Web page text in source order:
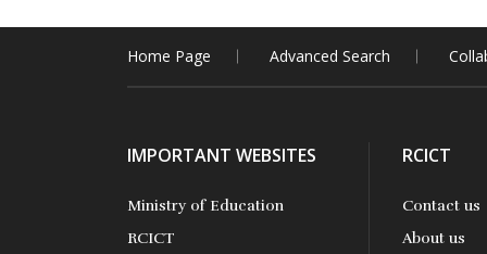
Home Page Advanced Search
IMPORTANT WEBSITES
Ministry of Education
RCICT
RCICT
Contact us
About us